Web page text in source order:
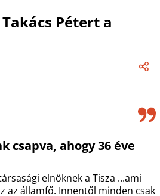
Pétert a
csapva, ahogy 36 éve
elnöknek a Tisza ...ami
az államfő. Innentől minden csak